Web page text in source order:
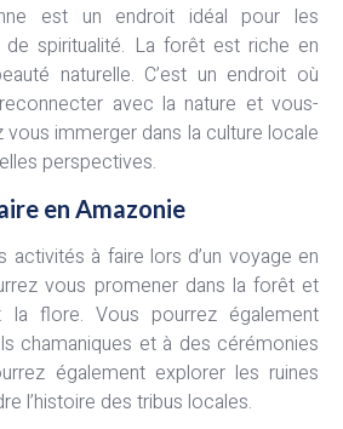
est un endroit idéal pour les
spiritualité. La forêt est riche en
naturelle. C’est un endroit où
avec la nature et vous-
immerger dans la culture locale
perspectives.
en Amazonie
activités à faire lors d’un voyage en
vous promener dans la forêt et
la flore. Vous pourrez également
chamaniques et à des cérémonies
également explorer les ruines
l’histoire des tribus locales.